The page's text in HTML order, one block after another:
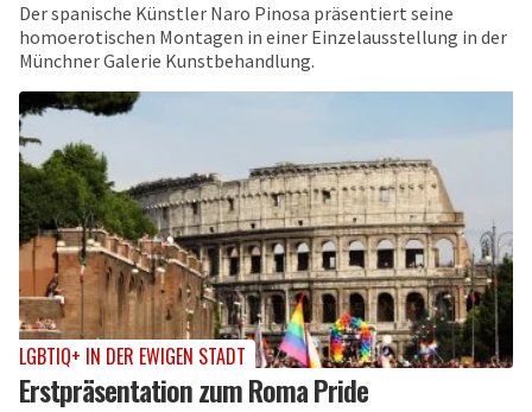
Der spanische Künstler Naro Pinosa präsentiert seine
homoerotischen Montagen in einer Einzelausstellung in der
Münchner Galerie Kunstbehandlung.
LGBTIQ+ IN DER EWIGEN STADT
Erstpräsentation zum Roma Pride